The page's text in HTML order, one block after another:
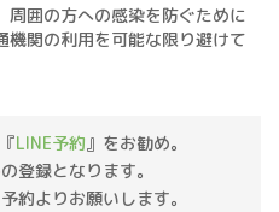
周囲の方への感染を防ぐために
機関の利用を可能な限り避けて
LINE予約 』をお勧め。
の登録となります。
予約よりお願いします。